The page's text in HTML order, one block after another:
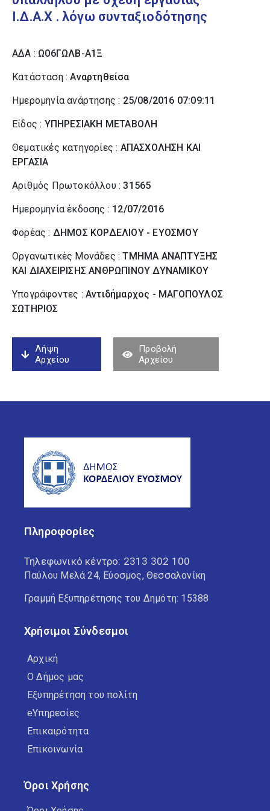
Ι.Δ.Α.Χ . λόγω συνταξιοδότησης
ΑΔΑ : Ω06ΓΩΛΒ-Α1Ξ
Κατάσταση :Αναρτηθείσα
Ημερομηνία ανάρτησης : 25/08/2016 07:09:11
Είδος : ΥΠΗΡΕΣΙΑΚΗ ΜΕΤΑΒΟΛΗ
Θεματικές κατηγορίες : ΑΠΑΣΧΟΛΗΣΗ ΚΑΙ
ΕΡΓΑΣΙΑ
Αριθμός Πρωτοκόλλου :31565
Ημερομηνία έκδοσης : 12/07/2016
Φορέας : ΔΗΜΟΣ ΚΟΡΔΕΛΙΟΥ - ΕΥΟΣΜΟΥ
Οργανωτικές Μονάδες :ΤΜΗΜΑ ΑΝΑΠΤΥΞΗΣ
ΚΑΙ ΔΙΑΧΕΙΡΙΣΗΣ ΑΝΘΡΩΠΙΝΟΥ ΔΥΝΑΜΙΚΟΥ
Υπογράφοντες : Αντιδήμαρχος - ΜΑΓΟΠΟΥΛΟΣ
ΣΩΤΗΡΙΟΣ
Λήψη
Αρχείου
Προβολή
Αρχείου
Πληροφορίες
Τηλεφωνικό κέντρο: 2313 302 100
Παύλου Μελά 24, Εύοσμος, Θεσσαλονίκη
Γραμμή Εξυπηρέτησης του Δημότη: 15388
Χρήσιμοι Σύνδεσμοι
Αρχική
Ο Δήμος μας
Εξυπηρέτηση του πολίτη
eΥπηρεσίες
Επικαιρότητα
Επικοινωνία
Όροι Χρήσης